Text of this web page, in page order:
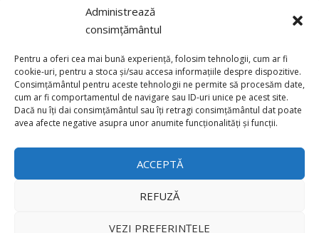
Administrează
consimțământul
Pentru a oferi cea mai bună experiență, folosim tehnologii, cum ar fi
cookie-uri, pentru a stoca și/sau accesa informațiile despre dispozitive.
Consimțământul pentru aceste tehnologii ne permite să procesăm date,
cum ar fi comportamentul de navigare sau ID-uri unice pe acest site.
Dacă nu îți dai consimțământul sau îți retragi consimțământul dat poate
avea afecte negative asupra unor anumite funcționalități și funcții.
ACCEPTĂ
REFUZĂ
VEZI PREFERINȚELE
AutoBlog.MD
13:56
Noul Volvo EX90 / Test Drive AutoBlog.MD
32:06
33
MG RX5 - își merită banii? / Test Drive
AutoBlog.MD
34
Noul DACIA DUSTER DIESEL! Primul test drive în
română
Noul Mercedes-Benz E 350 e - cât consumă?! /
care elimină decalajul turbo
ANRE: Detensionarea relativă a situației din
Golf influențează prețurile la carburanți în
Moldova
(foto/video) Imaginea zilei: Și în SUA polițiștii
uneori „stau în tufari”
×